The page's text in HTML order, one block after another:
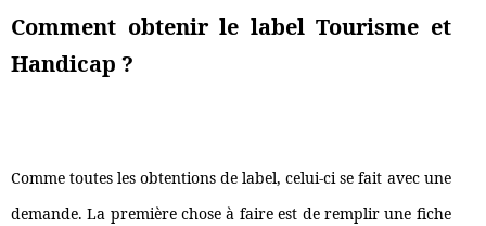
Comment obtenir le label Tourisme et
Handicap ?
Comme toutes les obtentions de label, celui-ci se fait avec une
demande. La première chose à faire est de remplir une fiche